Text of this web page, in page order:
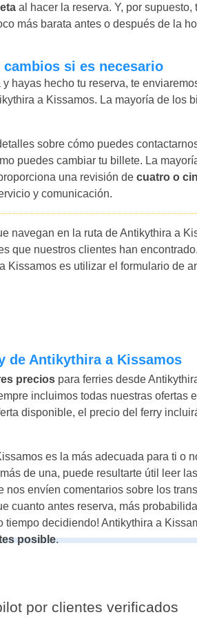
al hacer la reserva. Y, por
más barata antes o después de la
cambios si es necesario
hayas hecho tu reserva, te
a Kissamos. La mayoría de los
sobre cómo puedes
puedes cambiar tu billete. La
una revisión de cuatro o
y comunicación.
navegan en la ruta de Antikythira a
que nuestros clientes han
Kissamos es utilizar el formulario de
de Antikythira a Kissamos
precios para ferries desde
incluimos todas nuestras ofertas
disponible, el precio del ferry
es la más adecuada para ti o
de una, puede resultarte útil leer
envíen comentarios sobre los
cuanto antes reserva, más
decidiendo! Antikythira a
posible.
por clientes verificados